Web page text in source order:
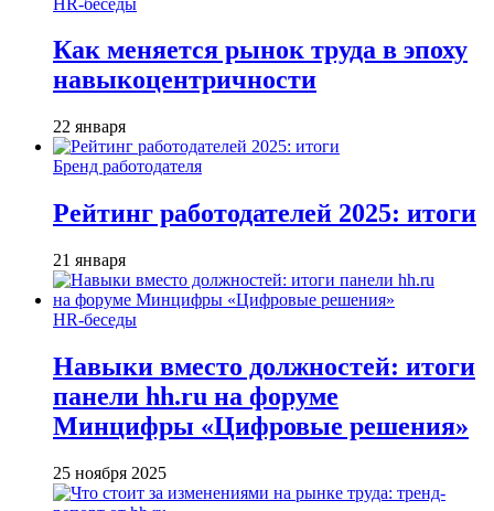
Как меняется рынок труда в эпоху
навыкоцентричности
22 января
Бренд работодателя
Рейтинг работодателей 2025: итоги
21 января
HR-беседы
Навыки вместо должностей: итоги
панели hh.ru на форуме
Минцифры «Цифровые решения»
25 ноября 2025